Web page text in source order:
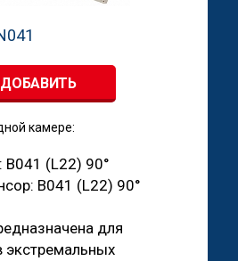
ДОБАВИТЬ
камере:
B041 (L22) 90°
B041 (L22) 90°
для
экстремальных